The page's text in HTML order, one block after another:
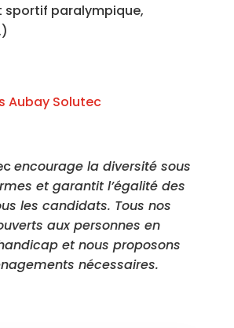
sportif paralympique,
Aubay Solutec
encourage la diversité sous
et garantit l’égalité des
les candidats. Tous nos
aux personnes en
et nous proposons
nécessaires.